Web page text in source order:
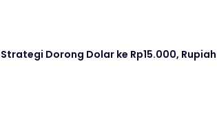
Dorong Dolar ke Rp15.000, Rupiah